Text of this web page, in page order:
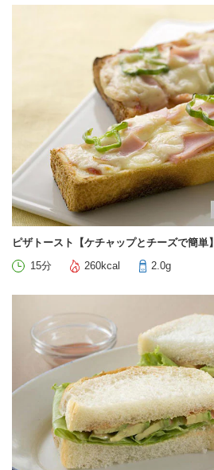
ピザトースト【ケチャップとチーズで簡単】
15分
260kcal 2.0g